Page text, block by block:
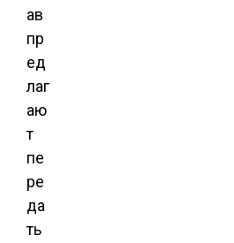
ав
пр
ед
лаг
аю
т
пе
ре
да
ть